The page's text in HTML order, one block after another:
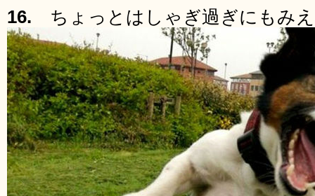
16. ちょっとはしゃぎ過ぎにもみ